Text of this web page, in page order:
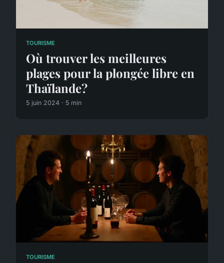
TOURISME
Où trouver les meilleures
plages pour la plongée libre en
Thaïlande?
5 juin 2024 · 5 min
TOURISME